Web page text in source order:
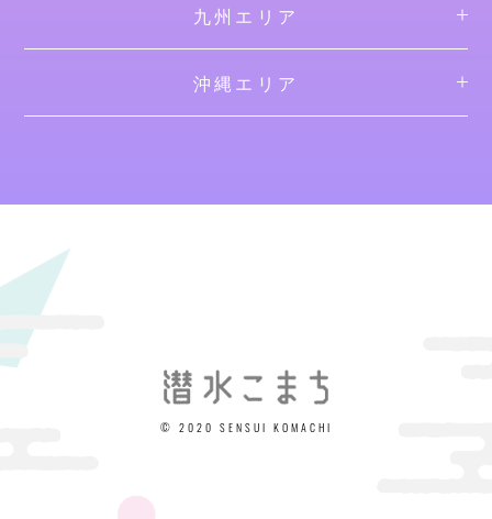
九州エリア
沖縄エリア
© 2020 SENSUI KOMACHI